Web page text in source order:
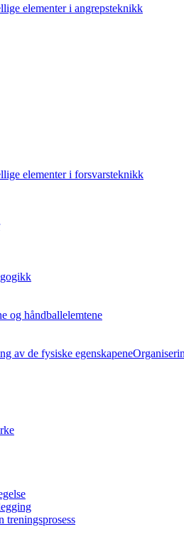
elementer i angrepsteknikk
elementer i forsvarsteknikk
og håndballelemtene
treningsprosess